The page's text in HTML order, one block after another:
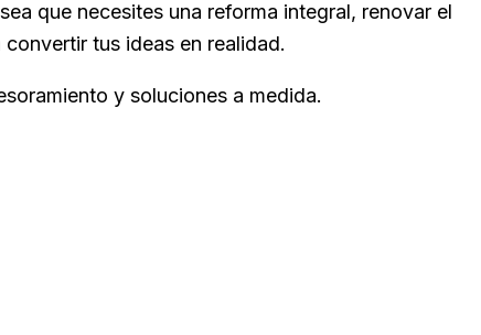
que necesites una reforma integral, renovar el
tus ideas en realidad.
y soluciones a medida.